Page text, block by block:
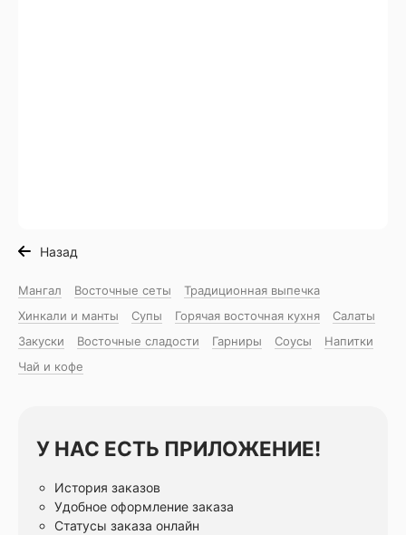
Назад
Мангал Восточные сеты
Традиционная выпечка
Хинкали и манты
Супы Горячая восточная куxня
Салаты
Закуски
Восточные сладости Гарниры Соусы
Напитки
Чай и кофе
У НАС ЕСТЬ ПРИЛОЖЕНИЕ!
История заказов
Удобное оформление заказа
Статусы заказа онлайн